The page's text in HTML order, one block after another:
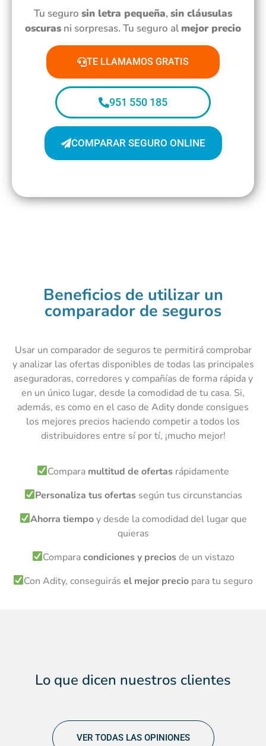
Tu seguro sin letra pequeña, sin cláusulas
oscuras ni sorpresas. Tu seguro al mejor precio
TE LLAMAMOS GRATIS
951 550 185
COMPARAR SEGURO ONLINE
Beneficios de utilizar un
comparador de seguros
Usar un comparador de seguros te permitirá comprobar
y analizar las ofertas disponibles de todas las principales
aseguradoras, corredores y compañías de forma rápida y
en un único lugar, desde la comodidad de tu casa. Si,
además, es como en el caso de Adity donde consigues
los mejores precios haciendo competir a todos los
distribuidores entre sí por tí, ¡mucho mejor!
Compara multitud de ofertas rápidamente
Personaliza tus ofertassegún tus circunstancias
Ahorra tiempoy desde la comodidad del lugar que
quieras
Comparacondiciones y preciosde un vistazo
Con Adity, conseguirásel mejor precio para tu seguro
Lo que dicen nuestros clientes
VER TODAS LAS OPINIONES